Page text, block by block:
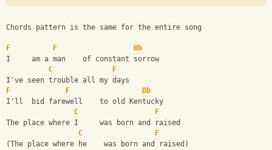
Chords pattern is the same for the entire song
F F
Bb
I     am a man    of constant sorrow
C
F
I've seen trouble all my days
F
F
Bb
I'll  bid farewell    to old Kentucky
C
F
The place where I     was born and raised
C
F
(The place where he    was born and raised)